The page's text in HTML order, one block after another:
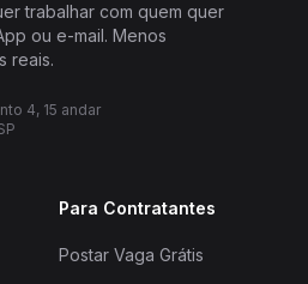
trabalhar com quem quer
ou e-mail. Menos
reais.
4, 15 andar
Para Contratantes
Postar Vaga Grátis